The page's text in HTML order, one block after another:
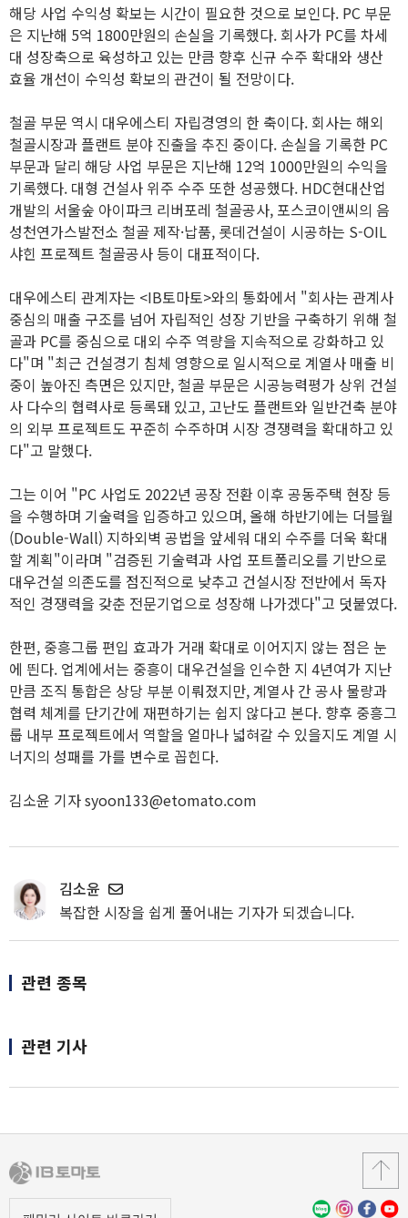
해당 사업 수익성 확보는 시간이 필요한 것으로 보인다. PC 부문
은 지난해 5억 1800만원의 손실을 기록했다. 회사가 PC를 차세
대 성장축으로 육성하고 있는 만큼 향후 신규 수주 확대와 생산
효율 개선이 수익성 확보의 관건이 될 전망이다.
철골 부문 역시 대우에스티 자립경영의 한 축이다. 회사는 해외
철골시장과 플랜트 분야 진출을 추진 중이다. 손실을 기록한 PC
부문과 달리 해당 사업 부문은 지난해 12억 1000만원의 수익을
기록했다. 대형 건설사 위주 수주 또한 성공했다. HDC현대산업
개발의 서울숲 아이파크 리버포레 철골공사, 포스코이앤씨의 음
성천연가스발전소 철골 제작·납품, 롯데건설이 시공하는 S-OIL
샤힌 프로젝트 철골공사 등이 대표적이다.
대우에스티 관계자는 <IB토마토>와의 통화에서 "회사는 관계사
중심의 매출 구조를 넘어 자립적인 성장 기반을 구축하기 위해 철
골과 PC를 중심으로 대외 수주 역량을 지속적으로 강화하고 있
다"며 "최근 건설경기 침체 영향으로 일시적으로 계열사 매출 비
중이 높아진 측면은 있지만, 철골 부문은 시공능력평가 상위 건설
사 다수의 협력사로 등록돼 있고, 고난도 플랜트와 일반건축 분야
의 외부 프로젝트도 꾸준히 수주하며 시장 경쟁력을 확대하고 있
다"고 말했다.
그는 이어 "PC 사업도 2022년 공장 전환 이후 공동주택 현장 등
을 수행하며 기술력을 입증하고 있으며, 올해 하반기에는 더블월
(Double-Wall) 지하외벽 공법을 앞세워 대외 수주를 더욱 확대
할 계획"이라며 "검증된 기술력과 사업 포트폴리오를 기반으로
대우건설 의존도를 점진적으로 낮추고 건설시장 전반에서 독자
적인 경쟁력을 갖춘 전문기업으로 성장해 나가겠다"고 덧붙였다.
한편, 중흥그룹 편입 효과가 거래 확대로 이어지지 않는 점은 눈
에 띈다. 업계에서는 중흥이 대우건설을 인수한 지 4년여가 지난
만큼 조직 통합은 상당 부분 이뤄졌지만, 계열사 간 공사 물량과
협력 체계를 단기간에 재편하기는 쉽지 않다고 본다. 향후 중흥그
룹 내부 프로젝트에서 역할을 얼마나 넓혀갈 수 있을지도 계열 시
너지의 성패를 가를 변수로 꼽힌다.
김소윤 기자 syoon133@etomato.com
김소윤
복잡한 시장을 쉽게 풀어내는 기자가 되겠습니다.
관련 종목
관련 기사